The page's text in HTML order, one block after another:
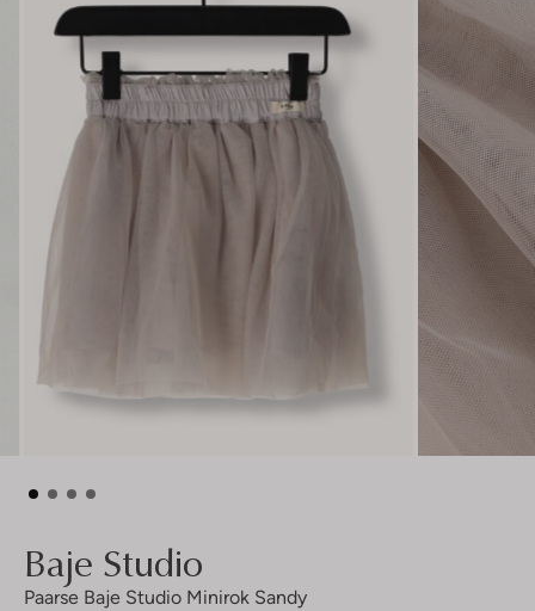
Baje Studio
Paarse Baje Studio Minirok Sandy